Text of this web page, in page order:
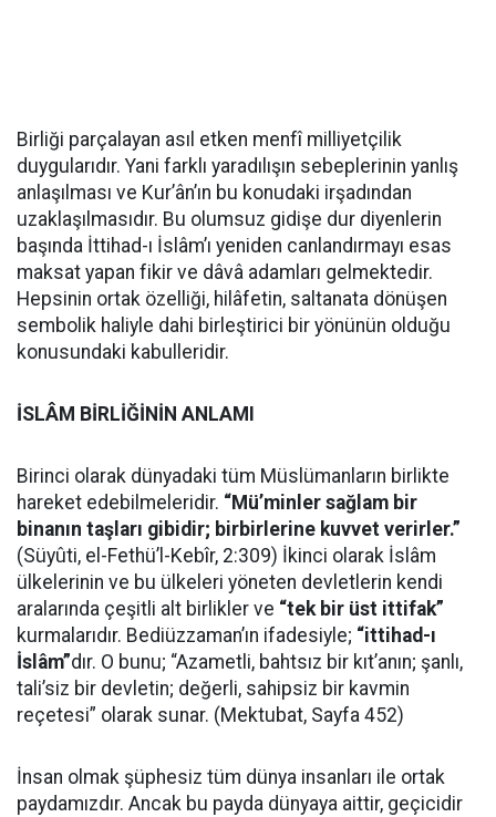
Birliği parçalayan asıl etken menfî milliyetçilik
duygularıdır. Yani farklı yaradılışın sebeplerinin yanlış
anlaşılması ve Kur’ân’ın bu konudaki irşadından
uzaklaşılmasıdır. Bu olumsuz gidişe dur diyenlerin
başında İttihad-ı İslâm’ı yeniden canlandırmayı esas
maksat yapan fikir ve dâvâ adamları gelmektedir.
Hepsinin ortak özelliği, hilâfetin, saltanata dönüşen
sembolik haliyle dahi birleştirici bir yönünün olduğu
konusundaki kabulleridir.
İSLÂM BİRLİĞİNİN ANLAMI
Birinci olarak dünyadaki tüm Müslümanların birlikte
hareket edebilmeleridir. “Mü’minler sağlam bir
binanın taşları gibidir; birbirlerine kuvvet verirler.”
(Süyûti, el-Fethü’l-Kebîr, 2:309) İkinci olarak İslâm
ülkelerinin ve bu ülkeleri yöneten devletlerin kendi
aralarında çeşitli alt birlikler ve “tek bir üst ittifak”
kurmalarıdır. Bediüzzaman’ın ifadesiyle; “ittihad-ı
İslâm”dır. O bunu; “Azametli, bahtsız bir kıt’anın; şanlı,
tali’siz bir devletin; değerli, sahipsiz bir kavmin
reçetesi” olarak sunar. (Mektubat, Sayfa 452)
İnsan olmak şüphesiz tüm dünya insanları ile ortak
paydamızdır. Ancak bu payda dünyaya aittir, geçicidir